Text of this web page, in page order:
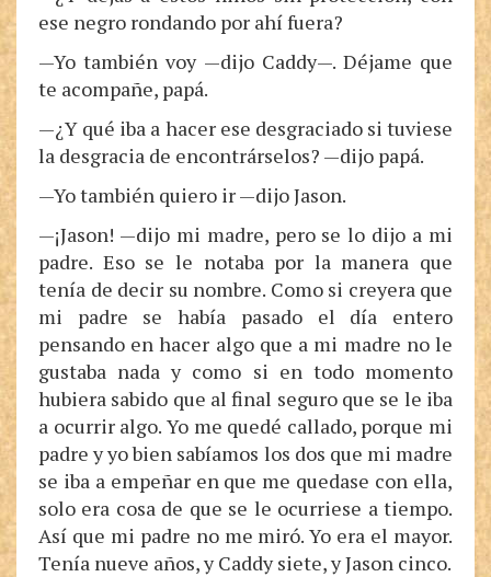
ese negro rondando por ahí fuera?
—Yo también voy —dijo Caddy—. Déjame que
te acompañe, papá.
—¿Y qué iba a hacer ese desgraciado si tuviese
la desgracia de encontrárselos? —dijo papá.
—Yo también quiero ir —dijo Jason.
—¡Jason! —dijo mi madre, pero se lo dijo a mi
padre. Eso se le notaba por la manera que
tenía de decir su nombre. Como si creyera que
mi padre se había pasado el día entero
pensando en hacer algo que a mi madre no le
gustaba nada y como si en todo momento
hubiera sabido que al final seguro que se le iba
a ocurrir algo. Yo me quedé callado, porque mi
padre y yo bien sabíamos los dos que mi madre
se iba a empeñar en que me quedase con ella,
solo era cosa de que se le ocurriese a tiempo.
Así que mi padre no me miró. Yo era el mayor.
Tenía nueve años, y Caddy siete, y Jason cinco.